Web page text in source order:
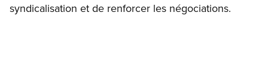
syndicalisation et de renforcer les négociations.